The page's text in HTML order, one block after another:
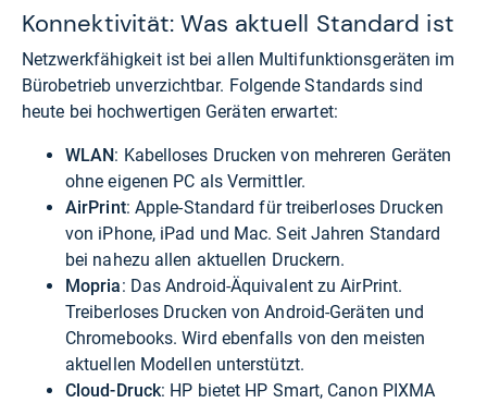
Konnektivität: Was aktuell Standard ist
Netzwerkfähigkeit ist bei allen Multifunktionsgeräten im
Bürobetrieb unverzichtbar. Folgende Standards sind
heute bei hochwertigen Geräten erwartet:
WLAN: Kabelloses Drucken von mehreren Geräten
ohne eigenen PC als Vermittler.
AirPrint: Apple-Standard für treiberloses Drucken
von iPhone, iPad und Mac. Seit Jahren Standard
bei nahezu allen aktuellen Druckern.
Mopria: Das Android-Äquivalent zu AirPrint.
Treiberloses Drucken von Android-Geräten und
Chromebooks. Wird ebenfalls von den meisten
aktuellen Modellen unterstützt.
Cloud-Druck: HP bietet HP Smart, Canon PIXMA